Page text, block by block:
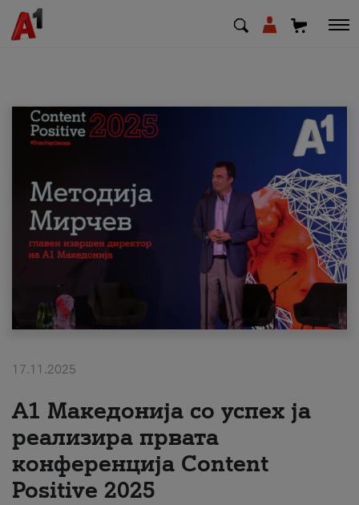
МК EN
Приватни Деловни
Поддршка
Надополни кредит
#ПодобарОнлајн
17.11.2025
А1 Македонија со успех ја
реализира првата
конференција Content
Positive 2025